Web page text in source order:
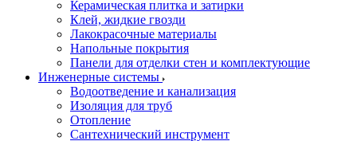
Керамическая плитка и затирки
Клей, жидкие гвозди
Лакокрасочные материалы
Напольные покрытия
Панели для отделки стен и комплектующие
Инженерные системы
Водоотведение и канализация
Изоляция для труб
Отопление
Сантехнический инструмент